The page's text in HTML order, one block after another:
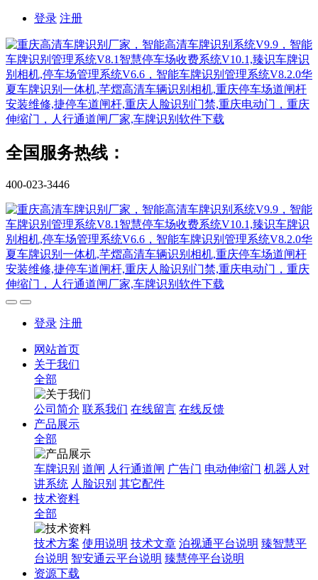
登录 注册
全国服务热线：
400-023-3446
登录 注册
网站首页
关于我们
全部
公司简介 联系我们 在线留言 在线反馈
产品展示
全部
车牌识别 道闸 人行通道闸 广告门 电动伸缩门 机器人对
讲系统 人脸识别 其它配件
技术资料
全部
技术方案 使用说明 技术文章 泊视通平台说明 臻智慧平
台说明 智安通云平台说明 臻慧停平台说明
资源下载